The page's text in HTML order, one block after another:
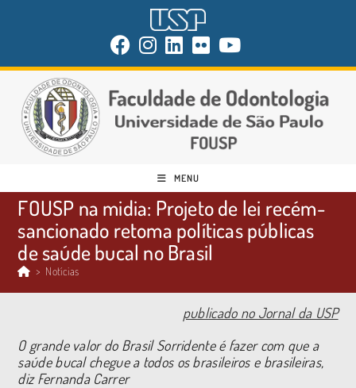
MENU
FOUSP na midia: Projeto de lei recém-
sancionado retoma políticas públicas
de saúde bucal no Brasil
> Notícias
publicado no Jornal da USP
O grande valor do Brasil Sorridente é fazer com que a
saúde bucal chegue a todos os brasileiros e brasileiras,
diz Fernanda Carrer